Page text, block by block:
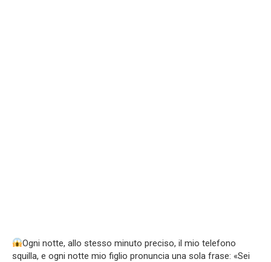
Ogni notte, allo stesso minuto preciso, il mio telefono
squilla, e ogni notte mio figlio pronuncia una sola frase: «Sei